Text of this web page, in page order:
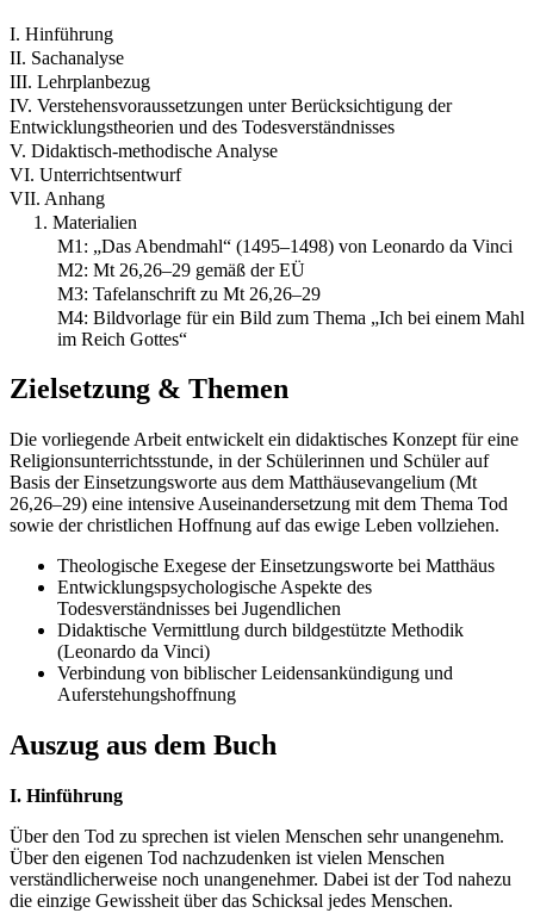
I. Hinführung
II. Sachanalyse
III. Lehrplanbezug
IV. Verstehensvoraussetzungen unter Berücksichtigung der
Entwicklungstheorien und des Todesverständnisses
V. Didaktisch-methodische Analyse
VI. Unterrichtsentwurf
VII. Anhang
1. Materialien
M1: „Das Abendmahl“ (1495–1498) von Leonardo da Vinci
M2: Mt 26,26–29 gemäß der EÜ
M3: Tafelanschrift zu Mt 26,26–29
M4: Bildvorlage für ein Bild zum Thema „Ich bei einem Mahl
im Reich Gottes“
Zielsetzung & Themen
Die vorliegende Arbeit entwickelt ein didaktisches Konzept für eine
Religionsunterrichtsstunde, in der Schülerinnen und Schüler auf
Basis der Einsetzungsworte aus dem Matthäusevangelium (Mt
26,26–29) eine intensive Auseinandersetzung mit dem Thema Tod
sowie der christlichen Hoffnung auf das ewige Leben vollziehen.
Theologische Exegese der Einsetzungsworte bei Matthäus
Entwicklungspsychologische Aspekte des
Todesverständnisses bei Jugendlichen
Didaktische Vermittlung durch bildgestützte Methodik
(Leonardo da Vinci)
Verbindung von biblischer Leidensankündigung und
Auferstehungshoffnung
Auszug aus dem Buch
I. Hinführung
Über den Tod zu sprechen ist vielen Menschen sehr unangenehm.
Über den eigenen Tod nachzudenken ist vielen Menschen
verständlicherweise noch unangenehmer. Dabei ist der Tod nahezu
die einzige Gewissheit über das Schicksal jedes Menschen.